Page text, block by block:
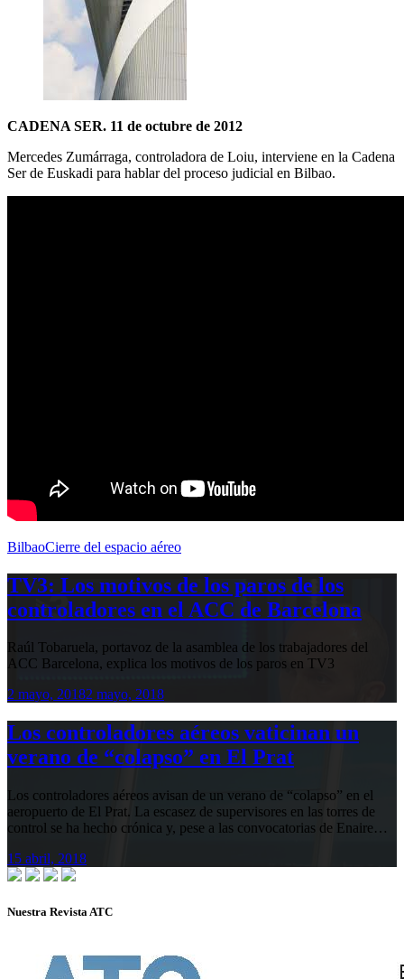
CADENA SER. 11 de octubre de 2012
Mercedes Zumárraga, controladora de Loiu, interviene en la Cadena
Ser de Euskadi para hablar del proceso judicial en Bilbao.
BilbaoCierre del espacio aéreo
TV3: Los motivos de los paros de los
controladores en el ACC de Barcelona
Raúl Tobaruela, portavoz de la asamblea de los trabajadores del
ACC Barcelona, explica los motivos de los paros en TV3
2 mayo, 20182 mayo, 2018
Los controladores aéreos vaticinan un
verano de “colapso” en El Prat
Los controladores aéreos avisan de un verano de “colapso” en el
aeropuerto de El Prat. La escasez de supervisores en las torres de
control se ha hecho crónica y, pese a las convocatorias de Enaire…
15 abril, 2018
Nuestra Revista ATC